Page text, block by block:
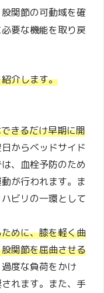
関節の可動域を確
要な機能を取り戻
介します。
きるだけ早期に開
からベッドサイド
、血栓予防のため
が行われます。ま
ビリの一環として
めに、膝を軽く曲
関節を屈曲させる
度な負荷をかけ
れます。また、手